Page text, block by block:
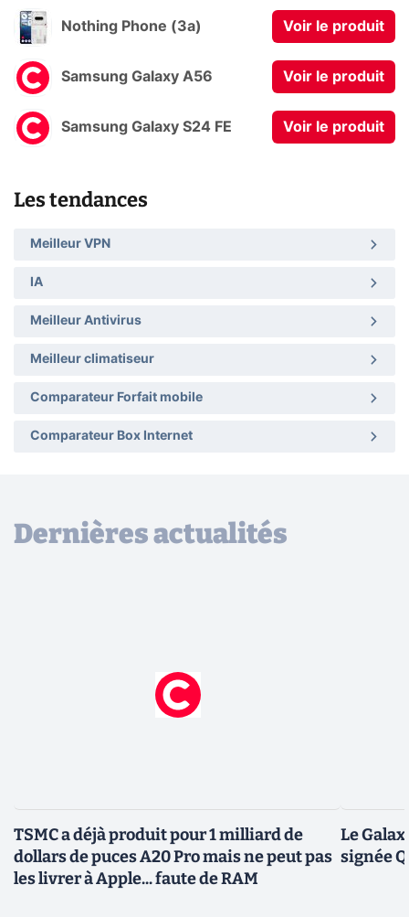
Nothing Phone (3a) Voir le produit
Samsung Galaxy A56 Voir le produit
Samsung Galaxy S24 FE Voir le produit
Les tendances
Meilleur VPN
IA
Meilleur Antivirus
Meilleur climatiseur
Comparateur Forfait mobile
Comparateur Box Internet
Dernières actualités
TSMC a déjà produit pour 1 milliard de
dollars de puces A20 Pro mais ne peut pas
les livrer à Apple... faute de RAM
Le
signée